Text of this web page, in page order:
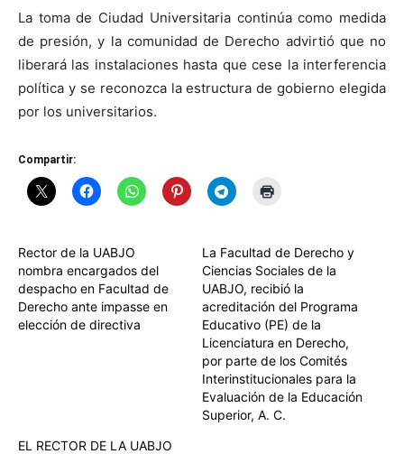
La toma de Ciudad Universitaria continúa como medida
de presión, y la comunidad de Derecho advirtió que no
liberará las instalaciones hasta que cese la interferencia
política y se reconozca la estructura de gobierno elegida
por los universitarios.
Compartir:
Rector de la UABJO
nombra encargados del
despacho en Facultad de
Derecho ante impasse en
elección de directiva
La Facultad de Derecho y
Ciencias Sociales de la
UABJO, recibió la
acreditación del Programa
Educativo (PE) de la
Licenciatura en Derecho,
por parte de los Comités
Interinstitucionales para la
Evaluación de la Educación
Superior, A. C.
EL RECTOR DE LA UABJO